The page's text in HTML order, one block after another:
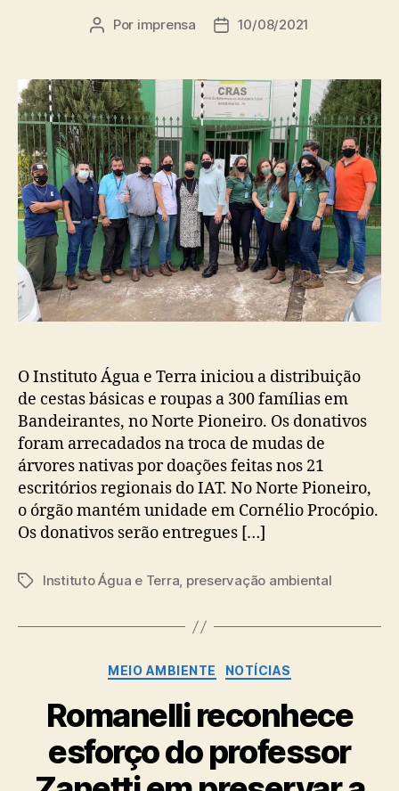
Autor
Por imprensa
Data10/08/2021
O Instituto Água e Terra iniciou a distribuição
de cestas básicas e roupas a 300 famílias em
Bandeirantes, no Norte Pioneiro. Os donativos
foram arrecadados na troca de mudas de
árvores nativas por doações feitas nos 21
escritórios regionais do IAT. No Norte Pioneiro,
o órgão mantém unidade em Cornélio Procópio.
Os donativos serão entregues […]
TagsInstituto Água e Terra, preservação ambiental
Categorias
MEIO AMBIENTE NOTÍCIAS
Romanelli reconhece
esforço do professor